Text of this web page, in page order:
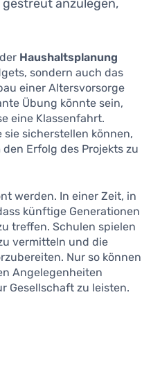
gestreut anzulegen,
Haushaltsplanung
sondern auch das
einer Altersvorsorge
Übung könnte sein,
eine Klassenfahrt.
sicherstellen können,
Erfolg des Projekts zu
werden. In einer Zeit, in
künftige Generationen
treffen. Schulen spielen
vermitteln und die
Nur so können
Angelegenheiten
Gesellschaft zu leisten.